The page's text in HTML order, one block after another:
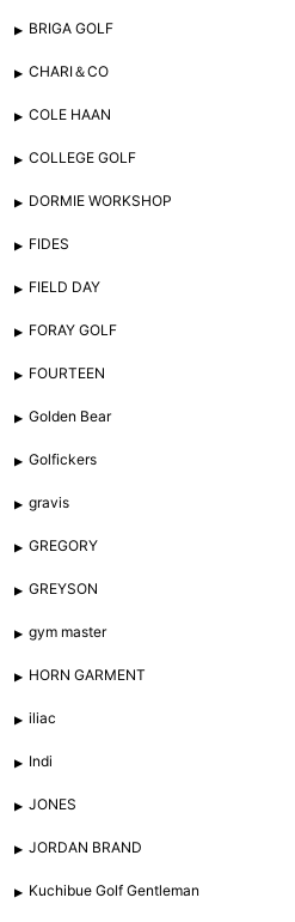
BRIGA GOLF
CHARI＆CO
COLE HAAN
COLLEGE GOLF
DORMIE WORKSHOP
FIDES
FIELD DAY
FORAY GOLF
FOURTEEN
Golden Bear
Golfickers
gravis
GREGORY
GREYSON
gym master
HORN GARMENT
iliac
Indi
JONES
JORDAN BRAND
Kuchibue Golf Gentleman